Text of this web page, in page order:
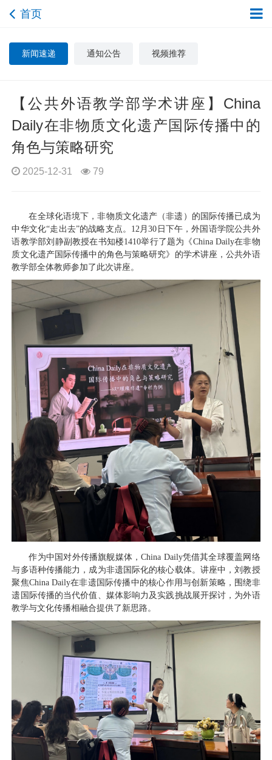
首页
新闻速递 通知公告 视频推荐
【公共外语教学部学术讲座】China
Daily在非物质文化遗产国际传播中的
角色与策略研究
2025-12-31 79
在全球化语境下，非物质文化遗产（非遗）的国际传播已成为
中华文化“走出去”的战略支点。12月30日下午，外国语学院公共外
语教学部刘静副教授在书知楼1410举行了题为《China Daily在非物
质文化遗产国际传播中的角色与策略研究》的学术讲座，公共外语
教学部全体教师参加了此次讲座。
作为中国对外传播旗舰媒体，China Daily凭借其全球覆盖网络
与多语种传播能力，成为非遗国际化的核心载体。讲座中，刘教授
聚焦China Daily在非遗国际传播中的核心作用与创新策略，围绕非
遗国际传播的当代价值、媒体影响力及实践挑战展开探讨，为外语
教学与文化传播相融合提供了新思路。